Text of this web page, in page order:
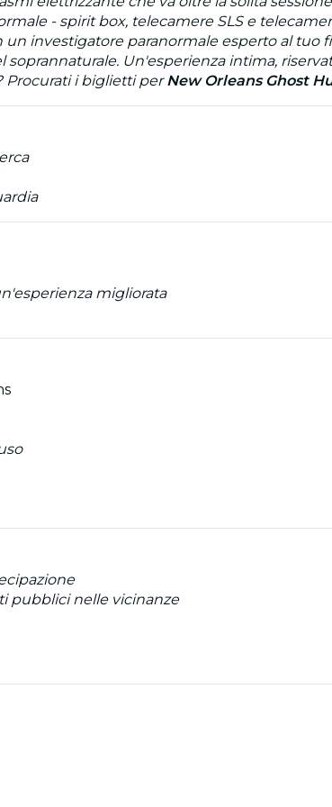
- spirit box, telecamere SLS e
investigatore paranormale esperto al
Un'esperienza intima,
Procurati i biglietti perNew Orleans Ghost
migliorata
pubblici nelle vicinanze